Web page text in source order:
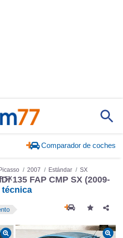
Comparador de coches
2007 Estándar
SX
SX135 FAP CMP SX (2009-
técnica